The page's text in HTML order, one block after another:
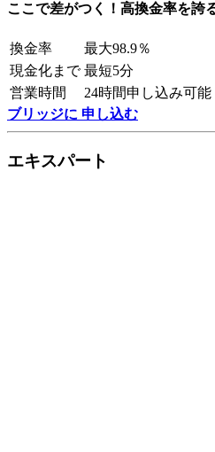
ここで差がつく！高換金率を誇
換金率
最大98.9％
現金化まで 最短5分
営業時間
24時間申し込み可能
ブリッジに 申し込む
エキスパート